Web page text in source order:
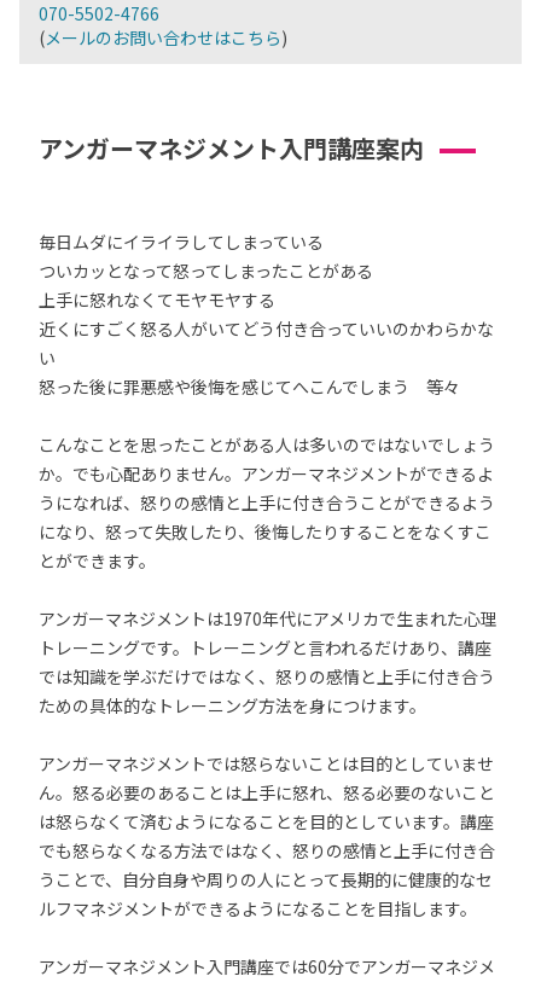
070-5502-4766
(メールのお問い合わせはこちら)
アンガーマネジメント入門講座案内
毎日ムダにイライラしてしまっている
ついカッとなって怒ってしまったことがある
上手に怒れなくてモヤモヤする
近くにすごく怒る人がいてどう付き合っていいのかわらかな
い
怒った後に罪悪感や後悔を感じてへこんでしまう 等々
こんなことを思ったことがある人は多いのではないでしょう
か。でも心配ありません。アンガーマネジメントができるよ
うになれば、怒りの感情と上手に付き合うことができるよう
になり、怒って失敗したり、後悔したりすることをなくすこ
とができます。
アンガーマネジメントは1970年代にアメリカで生まれた心理
トレーニングです。トレーニングと言われるだけあり、講座
では知識を学ぶだけではなく、怒りの感情と上手に付き合う
ための具体的なトレーニング方法を身につけます。
アンガーマネジメントでは怒らないことは目的としていませ
ん。怒る必要のあることは上手に怒れ、怒る必要のないこと
は怒らなくて済むようになることを目的としています。講座
でも怒らなくなる方法ではなく、怒りの感情と上手に付き合
うことで、自分自身や周りの人にとって長期的に健康的なセ
ルフマネジメントができるようになることを目指します。
アンガーマネジメント入門講座では60分でアンガーマネジメ